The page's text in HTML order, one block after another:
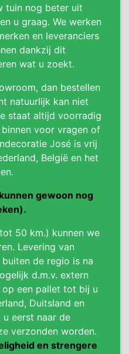
tuin nog beter uit
u graag. We werken
en leveranciers
dankzij dit
wat u zoekt.
dan bestellen
natuurlijk kan niet
staat altijd voorradig
voor vragen of
José is vrij
België en het
gewoon nog
50 km.) kunnen we
Levering van
de regio is na
d.m.v. extern
een pallet tot bij u
Duitsland en
eerst naar de
verzonden worden.
en strengere